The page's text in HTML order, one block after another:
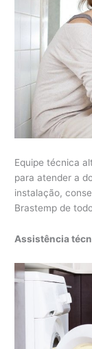
Equipe técnica
para atender a
instalação,
Brastemp de
Assistência